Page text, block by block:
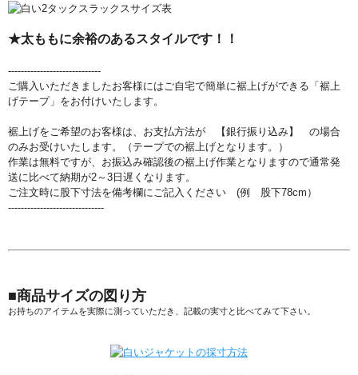
★太ももに余裕のあるスタイルです！！
-----------------------------
ご購入いただきましたお客様にはご自宅で簡単に裾上げができる「裾上
げテープ」をお付けいたします。
裾上げをご希望のお客様は、お支払方法が 【銀行振り込み】 の場合
のみお受けいたします。（テープでの裾上げとなります。）
作業は無料ですが、お振込み確認後の裾上げ作業となりますので通常発
送に比べて納期が2～3日遅くなります。
ご注文時に股下寸法を備考欄にご記入ください (例 股下78cm）
------------------------------
■商品サイズの図り方
お持ちのアイテムを実際に測っていただき、記載の実寸と比べてみて下さい。